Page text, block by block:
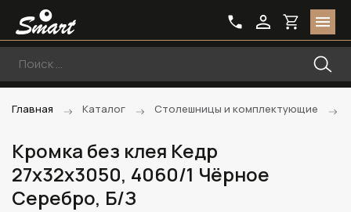
Главная Каталог Столешницы и комплектующие
Кромка без клея Кедр
27х32х3050, 4060/1 Чёрное
Серебро, Б/З